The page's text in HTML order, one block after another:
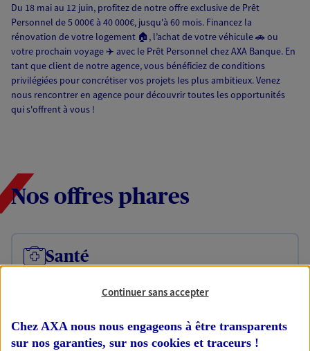
Du 18 mai au 12 juin, profitez de notre offre exclusive de Prêt
Personnel de 5 000€ à 40 000€, jusqu'à 60 mois. Financez la
rénovation de votre logement 🏠, l’achat de votre véhicule 🚗 ou
votre prochain voyage ✈️ avec le Prêt Personnel chez AXA Banque. En
tant que client de notre agence, vous bénéficiez de conditions
privilégiées pour concrétiser vos projets les plus ambitieux. Venez
nous rencontrer en agence pour découvrir toutes les opportunités
qui s'offrent à vous !
Nos offres phares
Santé
votre famille avec la complémentaire santé qui
Découvrir l'offre Santé
Continuer sans accepter
Chez AXA nous nous engageons à être transparents
sur nos garanties, sur nos cookies et traceurs !